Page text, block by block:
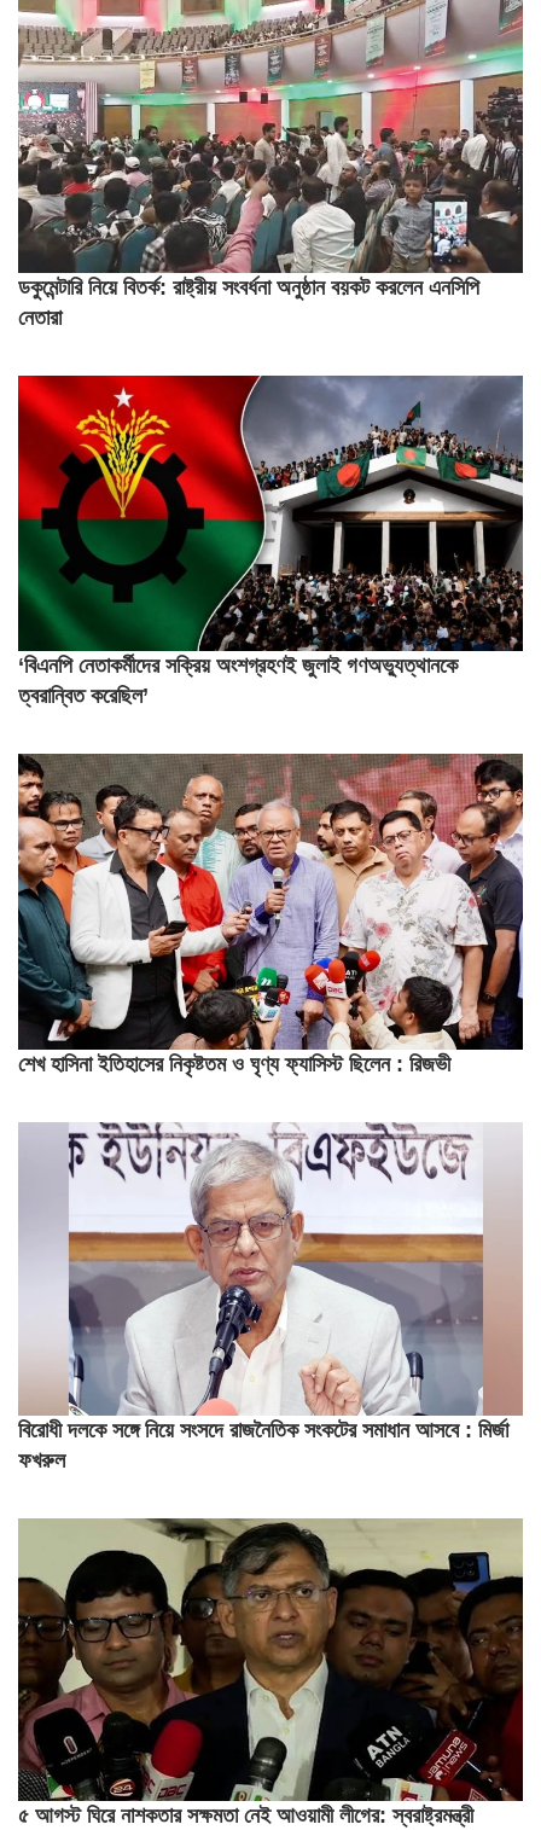
ডকুমেন্টারি নিয়ে বিতর্ক: রাষ্ট্রীয় সংবর্ধনা অনুষ্ঠান বয়কট করলেন এনসিপি
নেতারা
‘বিএনপি নেতাকর্মীদের সক্রিয় অংশগ্রহণই জুলাই গণঅভ্যুত্থানকে
ত্বরান্বিত করেছিল’
শেখ হাসিনা ইতিহাসের নিকৃষ্টতম ও ঘৃণ্য ফ্যাসিস্ট ছিলেন : রিজভী
বিরোধী দলকে সঙ্গে নিয়ে সংসদে রাজনৈতিক সংকটের সমাধান আসবে : মির্জা
ফখরুল
৫ আগস্ট ঘিরে নাশকতার সক্ষমতা নেই আওয়ামী লীগের: স্বরাষ্ট্রমন্ত্রী